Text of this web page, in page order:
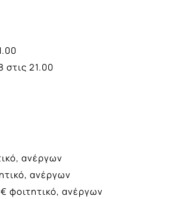
στις 21.00
ανέργων
ανέργων
φοιτητικό, ανέργων